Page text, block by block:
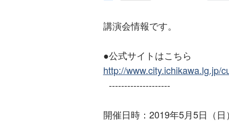
講演会情報です。
●公式サイトはこちら
http://www.city.ichikawa.lg.jp/
--------------------
開催日時：2019年5月5日（